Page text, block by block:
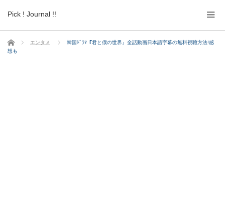
Pick ! Journal !!
ホーム エンタメ
韓国ﾄﾞﾗﾏ『君と僕の世界』全話動画日本語字幕の無料視聴方法!感
想も